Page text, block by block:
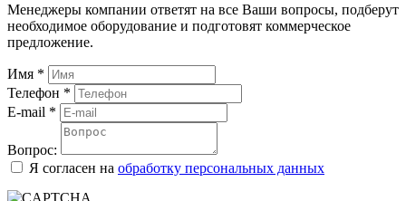
Менеджеры компании ответят на все Ваши вопросы, подберут
необходимое оборудование и подготовят коммерческое
предложение.
Имя *
Телефон *
E-mail *
Вопрос:
Я согласен на обработку персональных данных